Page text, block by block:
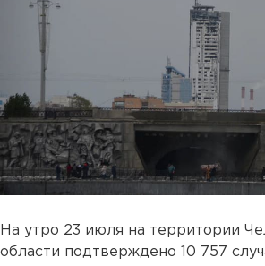
На утро 23 июля на территории
области подтверждено 10 757